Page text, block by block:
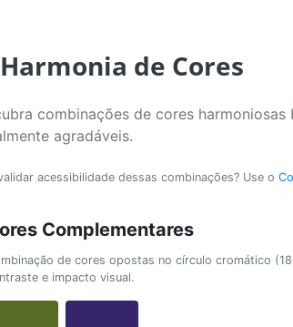
Harmonia de Cores
combinações de cores
agradáveis.
acessibilidade dessas combinações? Use o
Complementares
de cores opostas no círculo cromático
e impacto visual.